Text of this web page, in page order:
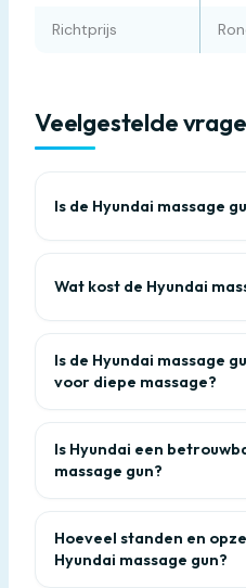
Richtprijs
Veelgestelde
Is de Hyundai massage
Wat kost de Hyundai
Is de Hyundai massage
voor diepe massage?
Is Hyundai een
massage gun?
Hoeveel standen en
Hyundai massage gun?